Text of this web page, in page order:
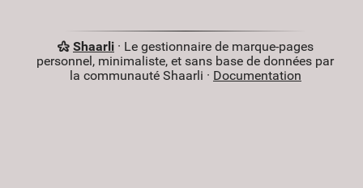
Shaarli· Le gestionnaire de marque-pages
personnel, minimaliste, et sans base de données par
la communauté Shaarli · Documentation